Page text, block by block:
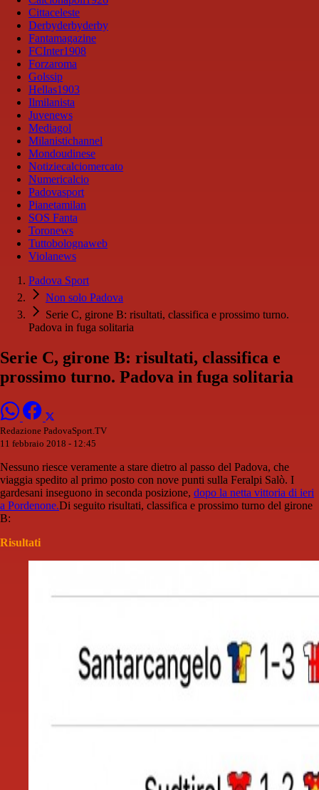
Cittaceleste
Derbyderbyderby
Fantamagazine
FCInter1908
Forzaroma
Golssip
Hellas1903
Ilmilanista
Juvenews
Mediagol
Milanistichannel
Mondoudinese
Notiziecalciomercato
Numericalcio
Padovasport
Pianetamilan
SOS Fanta
Toronews
Tuttobolognaweb
Violanews
Padova Sport
Non solo Padova
Serie C, girone B: risultati, classifica e prossimo turno.
Padova in fuga solitaria
Serie C, girone B: risultati, classifica e
prossimo turno. Padova in fuga solitaria
Redazione PadovaSport.TV
11 febbraio 2018 - 12:45
Nessuno riesce veramente a stare dietro al passo del Padova, che
viaggia spedito al primo posto con nove punti sulla Feralpi Salò. I
gardesani inseguono in seconda posizione, dopo la netta vittoria di ieri
a Pordenone.Di seguito risultati, classifica e prossimo turno del girone
B:
Risultati